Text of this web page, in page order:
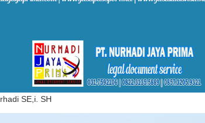
SE,i. SH